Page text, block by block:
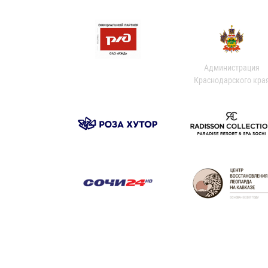
Администрация
Краснодарского